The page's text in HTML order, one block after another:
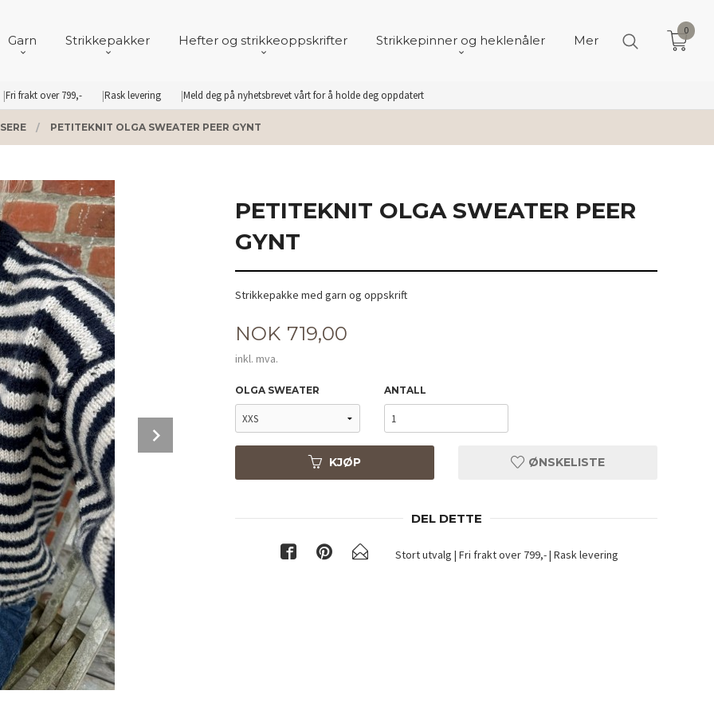
Fri frakt over 799,- Rask levering Meld deg på nyhetsbrevet vårt for å holde deg oppdatert
Garn Strikkepakker Hefter og strikkeoppskrifter Strikkepinner og heklenåler Mer
0
PETITEKNIT OLGA SWEATER PEER GYNT
PETITEKNIT OLGA SWEATER PEER
GYNT
Strikkepakke med garn og oppskrift
Pris
NOK 719,00
inkl. mva.
OLGA SWEATER ANTALL
KJØP ØNSKELISTE
DEL DETTE
Stort utvalg | Fri frakt over 799,- | Rask levering